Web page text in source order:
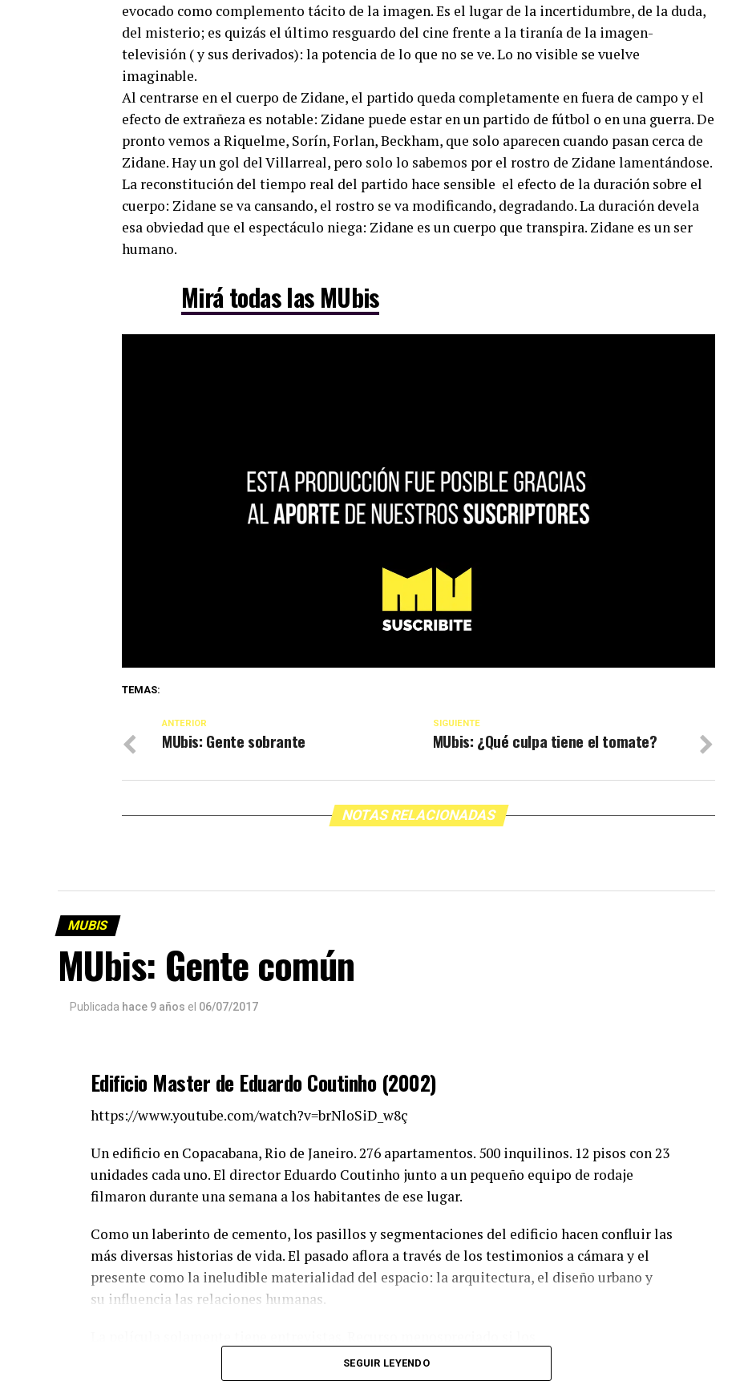
evocado como complemento tácito de la imagen. Es el lugar de la incertidumbre, de la duda,
del misterio; es quizás el último resguardo del cine frente a la tiranía de la imagen-
televisión ( y sus derivados): la potencia de lo que no se ve. Lo no visible se vuelve
imaginable.
Al centrarse en el cuerpo de Zidane, el partido queda completamente en fuera de campo y el
efecto de extrañeza es notable: Zidane puede estar en un partido de fútbol o en una guerra. De
pronto vemos a Riquelme, Sorín, Forlan, Beckham, que solo aparecen cuando pasan cerca de
Zidane. Hay un gol del Villarreal, pero solo lo sabemos por el rostro de Zidane lamentándose.
La reconstitución del tiempo real del partido hace sensible el efecto de la duración sobre el
cuerpo: Zidane se va cansando, el rostro se va modificando, degradando. La duración devela
esa obviedad que el espectáculo niega: Zidane es un cuerpo que transpira. Zidane es un ser
humano.
Mirá todas las MUbis
TEMAS:
SIGUIENTE
MUbis: ¿Qué culpa tiene el tomate?
ANTERIOR
MUbis: Gente sobrante
NOTAS RELACIONADAS
MUBIS
MUbis: Gente común
Publicada hace 9 años el 06/07/2017
Edificio Master de EduardoCoutinho(2002)
https://www.youtube.com/watch?v=brNloSiD_w8ç
Un edificio en Copacabana, Rio de Janeiro. 276 apartamentos. 500 inquilinos. 12 pisos con 23
unidades cada uno. El directorEduardo Coutinho junto a un pequeño equipo de rodaje
filmaron durante una semana a los habitantes de ese lugar.
Como un laberinto de cemento,los pasillos y segmentaciones del edificio hacen confluirlas
más diversas historias de vida. El pasado aflora a través de los testimonios a cámara y el
presente como la ineludible materialidad del espacio: la arquitectura, el diseño urbano y
su influencia las relaciones humanas.
(cabezas que hablan)-por su supuesta carencia de
SEGUIR LEYENDO